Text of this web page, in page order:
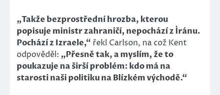
„Takže bezprostřední hrozba, kterou
popisuje ministr zahraničí, nepochází z Íránu.
Pochází z Izraele,“ řekl Carlson, na což Kent
odpověděl: „Přesně tak, a myslím, že to
poukazuje na širší problém: kdo má na
starosti naši politiku na Blízkém východě.“